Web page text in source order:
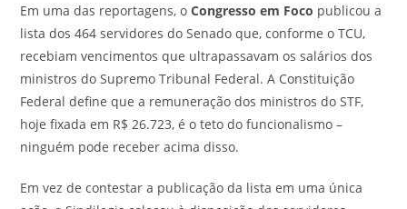
Em uma das reportagens, oCongresso em Foco publicou a
lista dos 464 servidores do Senado que, conforme o TCU,
recebiam vencimentos que ultrapassavam os salários dos
ministros do Supremo Tribunal Federal. A Constituição
Federal define que a remuneração dos ministros do STF,
hoje fixada em R$ 26.723, é o teto do funcionalismo –
ninguém pode receber acima disso.
Em vez de contestar a publicação da lista em uma única